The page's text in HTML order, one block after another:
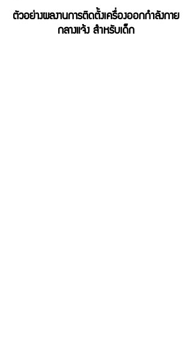
ตัวอย่างผลงานการติดตั้งเครื่องออกกำลังกาย
กลางแจ้ง สำหรับเด็ก